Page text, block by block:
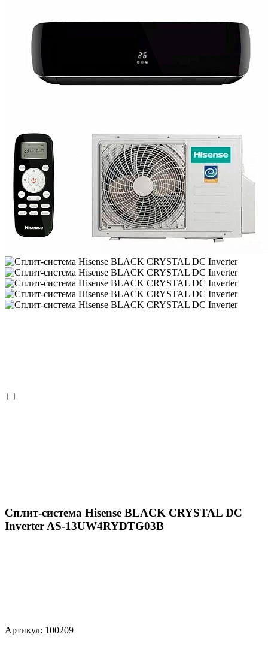
Сплит-система Hisense BLACK CRYSTAL DC
Inverter AS-13UW4RYDTG03B
Артикул: 100209